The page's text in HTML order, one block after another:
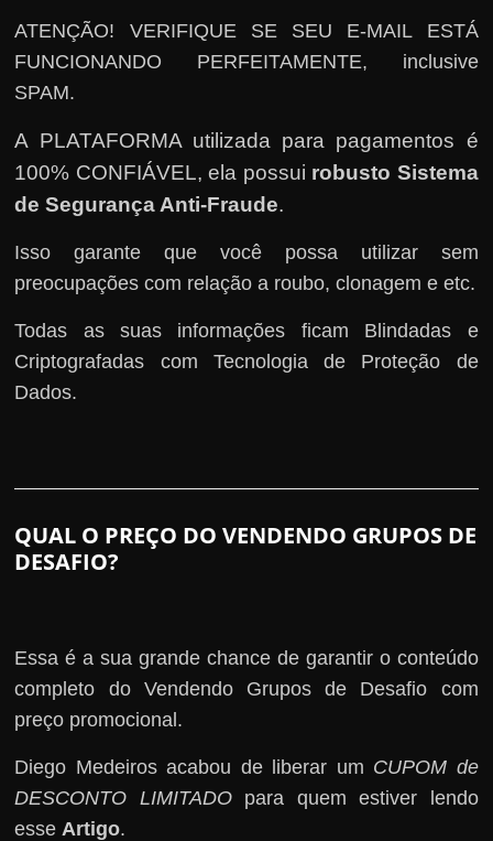
ATENÇÃO! VERIFIQUE SE SEU E-MAIL ESTÁ
FUNCIONANDO PERFEITAMENTE, inclusive
SPAM.
A PLATAFORMA utilizada para pagamentos é
100% CONFIÁVEL, ela possui robusto Sistema
de Segurança Anti-Fraude.
Isso garante que você possa utilizar sem
preocupações com relação a roubo, clonagem e etc.
Todas as suas informações ficam Blindadas e
Criptografadas com Tecnologia de Proteção de
Dados.
QUAL O PREÇO DO VENDENDO GRUPOS DE
DESAFIO?
Essa é a sua grande chance de garantir o conteúdo
completo do Vendendo Grupos de Desafio com
preço promocional.
Diego Medeiros acabou de liberar um CUPOM de
DESCONTO LIMITADOpara quem estiver lendo
esse Artigo.